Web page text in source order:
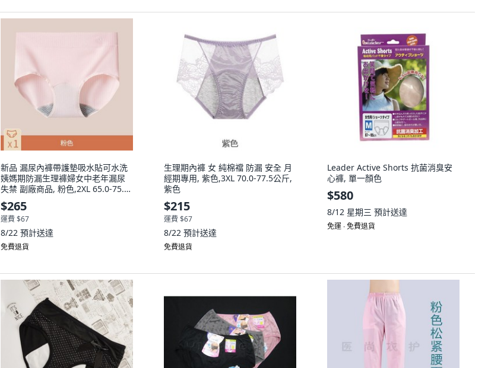
新品 漏尿內褲帶護墊吸水貼可水洗
姨媽期防漏生理褲婦女中老年漏尿
失禁 副廠商品, 粉色,2XL 65.0-75.0
公斤, 粉色
$265
運費 $67
8/22 預計送達
免費退貨
生理期內褲 女 純棉襠 防漏 安全 月
經期專用, 紫色,3XL 70.0-77.5公斤,
紫色
$215
運費 $67
8/22 預計送達
免費退貨
Leader Active Shorts 抗菌消臭安
心褲, 單一顏色
$580
8/12 星期三 預計送達
免運 ∙ 免費退貨